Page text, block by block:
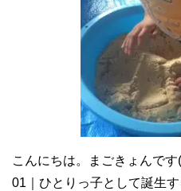
こんにちは。まごきょんです
01｜ひとりっ子として誕生